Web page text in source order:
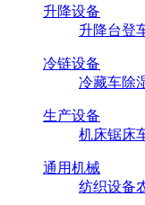
升降设备
升降台登
冷链设备
冷藏车除
生产设备
机床锯床
通用机械
纺织设备